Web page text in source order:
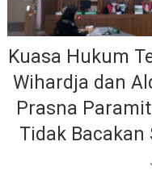
Kuasa Hukum
Wihardja dan
Prasna
Tidak Bacakan